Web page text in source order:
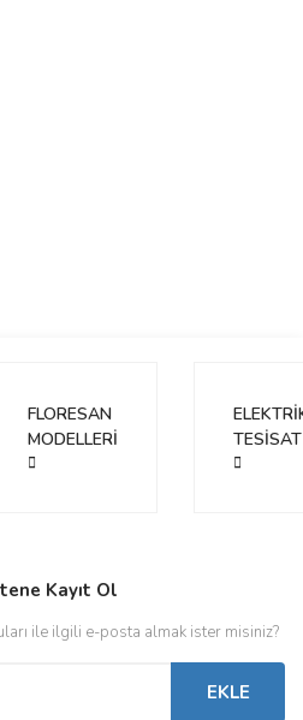
FLORESAN
MODELLERİ
TESİSAT
Kayıt Ol
ile ilgili e-posta almak ister misiniz?
EKLE